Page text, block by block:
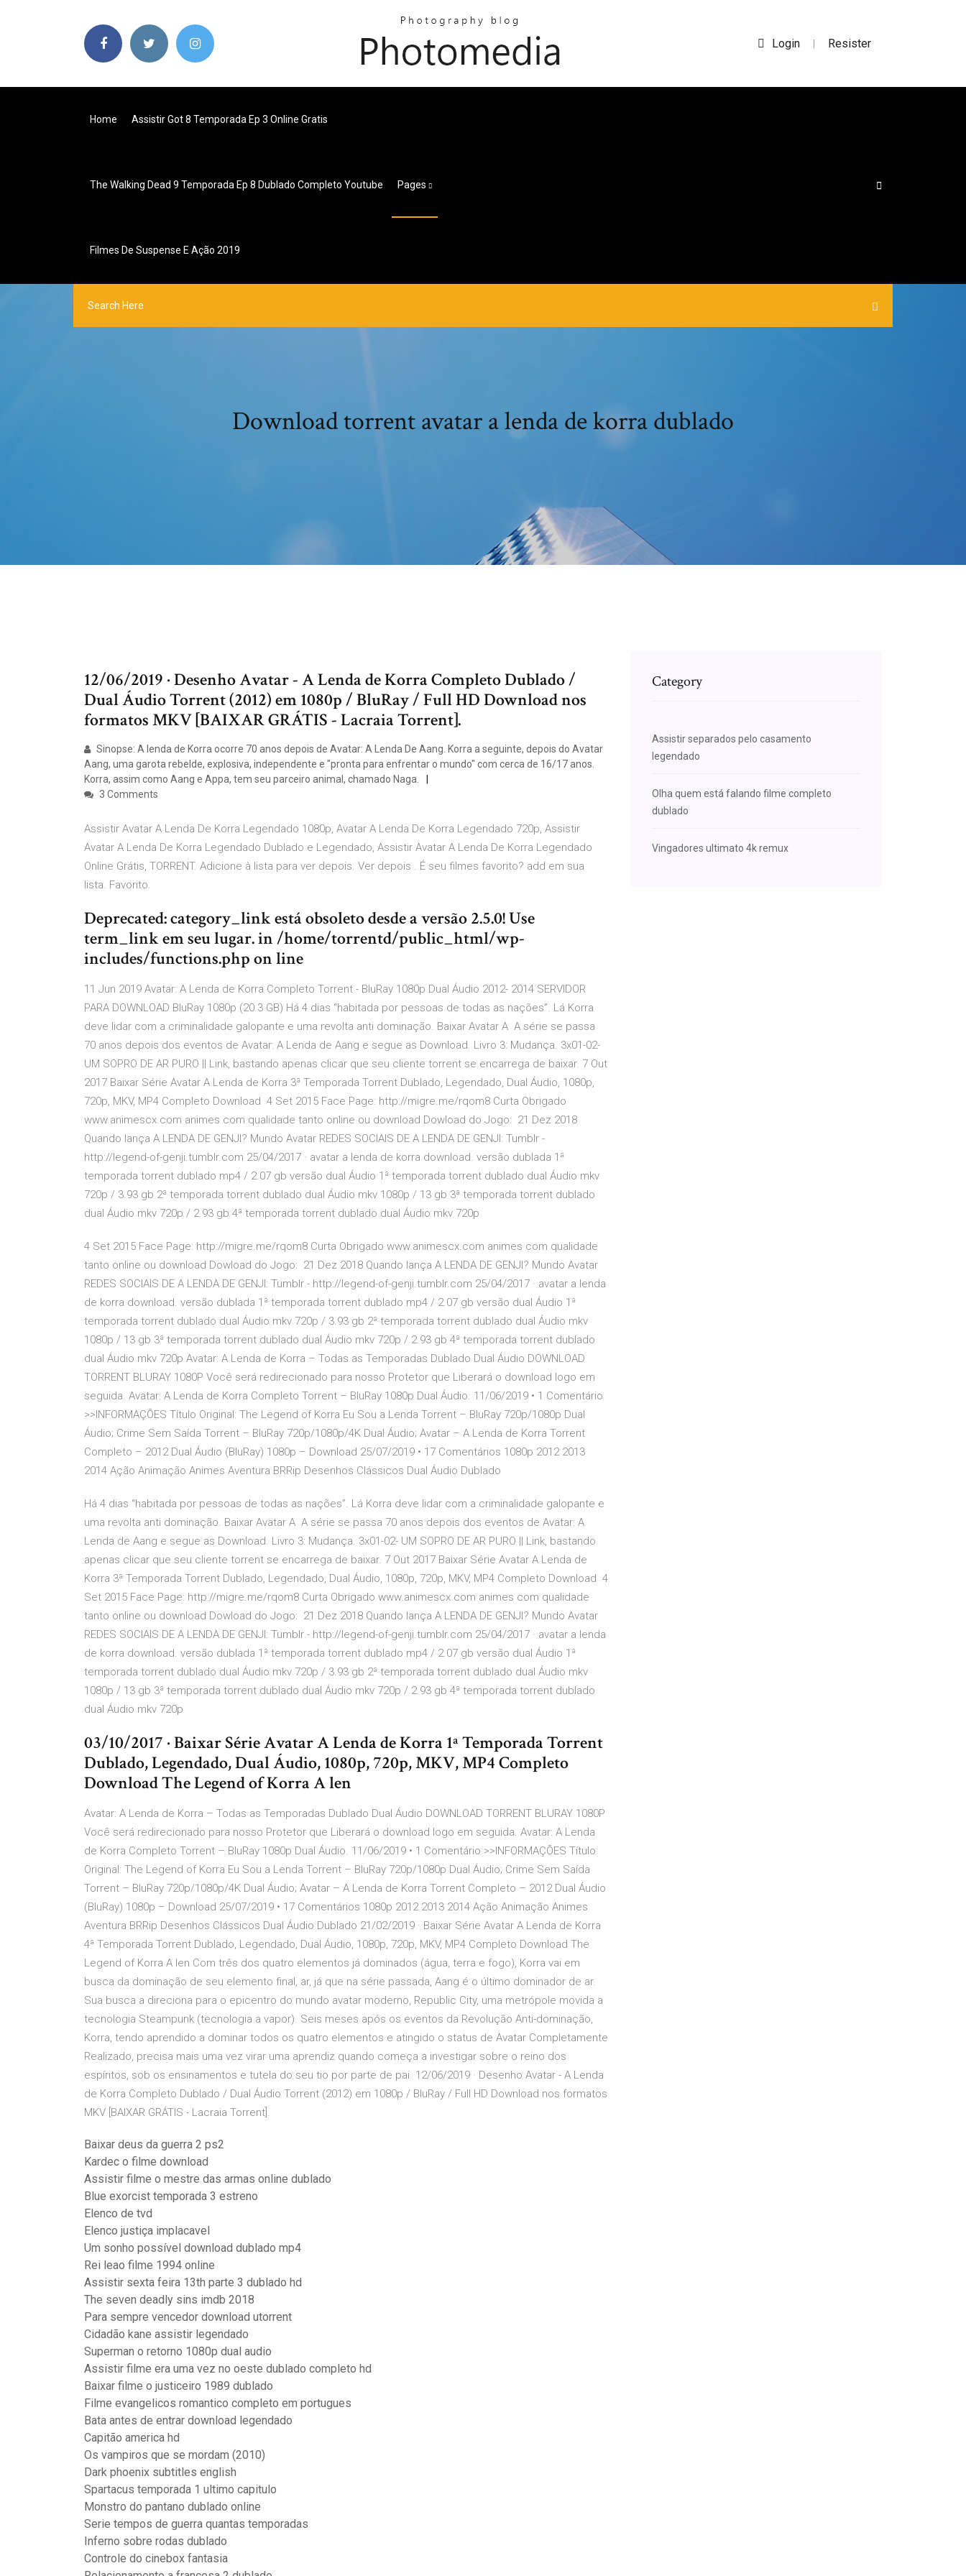
Login | Resister
Home Assistir Got 8 Temporada Ep 3 Online Gratis
The Walking Dead 9 Temporada Ep 8 Dublado Completo Youtube Pages
Filmes De Suspense E Ação 2019
Download torrent avatar a lenda de korra dublado
12/06/2019 · Desenho Avatar - A Lenda de Korra Completo Dublado /
Dual Áudio Torrent (2012) em 1080p / BluRay / Full HD Download nos
formatos MKV [BAIXAR GRÁTIS - Lacraia Torrent].
Sinopse: A lenda de Korra ocorre 70 anos depois de Avatar: A Lenda De Aang. Korra a seguinte, depois do Avatar
Aang, uma garota rebelde, explosiva, independente e "pronta para enfrentar o mundo" com cerca de 16/17 anos.
Korra, assim como Aang e Appa, tem seu parceiro animal, chamado Naga.
3 Comments
Assistir Avatar A Lenda De Korra Legendado 1080p, Avatar A Lenda De Korra Legendado 720p, Assistir
Avatar A Lenda De Korra Legendado Dublado e Legendado, Assistir Avatar A Lenda De Korra Legendado
Online Grátis, TORRENT. Adicione à lista para ver depois. Ver depois . É seu filmes favorito? add em sua
lista. Favorito.
Deprecated: category_link está obsoleto desde a versão 2.5.0! Use
term_link em seu lugar. in /home/torrentd/public_html/wp-
includes/functions.php on line
11 Jun 2019 Avatar: A Lenda de Korra Completo Torrent - BluRay 1080p Dual Áudio 2012- 2014 SERVIDOR
PARA DOWNLOAD BluRay 1080p (20.3 GB) Há 4 dias “habitada por pessoas de todas as nações”. Lá Korra
deve lidar com a criminalidade galopante e uma revolta anti dominação. Baixar Avatar A A série se passa
70 anos depois dos eventos de Avatar: A Lenda de Aang e segue as Download. Livro 3: Mudança. 3x01-02-
UM SOPRO DE AR PURO || Link, bastando apenas clicar que seu cliente torrent se encarrega de baixar. 7 Out
2017 Baixar Série Avatar A Lenda de Korra 3ª Temporada Torrent Dublado, Legendado, Dual Áudio, 1080p,
720p, MKV, MP4 Completo Download 4 Set 2015 Face Page: http://migre.me/rqom8 Curta Obrigado
www.animescx.com animes com qualidade tanto online ou download Dowload do Jogo: 21 Dez 2018
Quando lança A LENDA DE GENJI? Mundo Avatar REDES SOCIAIS DE A LENDA DE GENJI: Tumblr -
http://legend-of-genji.tumblr.com 25/04/2017 · avatar a lenda de korra download. versão dublada 1ª
temporada torrent dublado mp4 / 2.07 gb versão dual Áudio 1ª temporada torrent dublado dual Áudio mkv
720p / 3.93 gb 2ª temporada torrent dublado dual Áudio mkv 1080p / 13 gb 3ª temporada torrent dublado
dual Áudio mkv 720p / 2.93 gb 4ª temporada torrent dublado dual Áudio mkv 720p
4 Set 2015 Face Page: http://migre.me/rqom8 Curta Obrigado www.animescx.com animes com qualidade
tanto online ou download Dowload do Jogo: 21 Dez 2018 Quando lança A LENDA DE GENJI? Mundo Avatar
REDES SOCIAIS DE A LENDA DE GENJI: Tumblr - http://legend-of-genji.tumblr.com 25/04/2017 · avatar a lenda
de korra download. versão dublada 1ª temporada torrent dublado mp4 / 2.07 gb versão dual Áudio 1ª
temporada torrent dublado dual Áudio mkv 720p / 3.93 gb 2ª temporada torrent dublado dual Áudio mkv
1080p / 13 gb 3ª temporada torrent dublado dual Áudio mkv 720p / 2.93 gb 4ª temporada torrent dublado
dual Áudio mkv 720p Avatar: A Lenda de Korra – Todas as Temporadas Dublado Dual Áudio DOWNLOAD
TORRENT BLURAY 1080P Você será redirecionado para nosso Protetor que Liberará o download logo em
seguida. Avatar: A Lenda de Korra Completo Torrent – BluRay 1080p Dual Áudio. 11/06/2019 • 1 Comentário
>>INFORMAÇÕES Título Original: The Legend of Korra Eu Sou a Lenda Torrent – BluRay 720p/1080p Dual
Áudio; Crime Sem Saída Torrent – BluRay 720p/1080p/4K Dual Áudio; Avatar – A Lenda de Korra Torrent
Completo – 2012 Dual Áudio (BluRay) 1080p – Download 25/07/2019 • 17 Comentários 1080p 2012 2013
2014 Ação Animação Animes Aventura BRRip Desenhos Clássicos Dual Áudio Dublado
Há 4 dias “habitada por pessoas de todas as nações”. Lá Korra deve lidar com a criminalidade galopante e
uma revolta anti dominação. Baixar Avatar A A série se passa 70 anos depois dos eventos de Avatar: A
Lenda de Aang e segue as Download. Livro 3: Mudança. 3x01-02- UM SOPRO DE AR PURO || Link, bastando
apenas clicar que seu cliente torrent se encarrega de baixar. 7 Out 2017 Baixar Série Avatar A Lenda de
Korra 3ª Temporada Torrent Dublado, Legendado, Dual Áudio, 1080p, 720p, MKV, MP4 Completo Download 4
Set 2015 Face Page: http://migre.me/rqom8 Curta Obrigado www.animescx.com animes com qualidade
tanto online ou download Dowload do Jogo: 21 Dez 2018 Quando lança A LENDA DE GENJI? Mundo Avatar
REDES SOCIAIS DE A LENDA DE GENJI: Tumblr - http://legend-of-genji.tumblr.com 25/04/2017 · avatar a lenda
de korra download. versão dublada 1ª temporada torrent dublado mp4 / 2.07 gb versão dual Áudio 1ª
temporada torrent dublado dual Áudio mkv 720p / 3.93 gb 2ª temporada torrent dublado dual Áudio mkv
1080p / 13 gb 3ª temporada torrent dublado dual Áudio mkv 720p / 2.93 gb 4ª temporada torrent dublado
dual Áudio mkv 720p
03/10/2017 · Baixar Série Avatar A Lenda de Korra 1ª Temporada Torrent
Dublado, Legendado, Dual Áudio, 1080p, 720p, MKV, MP4 Completo
Download The Legend of Korra A len
Avatar: A Lenda de Korra – Todas as Temporadas Dublado Dual Áudio DOWNLOAD TORRENT BLURAY 1080P
Você será redirecionado para nosso Protetor que Liberará o download logo em seguida. Avatar: A Lenda
de Korra Completo Torrent – BluRay 1080p Dual Áudio. 11/06/2019 • 1 Comentário >>INFORMAÇÕES Título
Original: The Legend of Korra Eu Sou a Lenda Torrent – BluRay 720p/1080p Dual Áudio; Crime Sem Saída
Torrent – BluRay 720p/1080p/4K Dual Áudio; Avatar – A Lenda de Korra Torrent Completo – 2012 Dual Áudio
(BluRay) 1080p – Download 25/07/2019 • 17 Comentários 1080p 2012 2013 2014 Ação Animação Animes
Aventura BRRip Desenhos Clássicos Dual Áudio Dublado 21/02/2019 · Baixar Série Avatar A Lenda de Korra
4ª Temporada Torrent Dublado, Legendado, Dual Áudio, 1080p, 720p, MKV, MP4 Completo Download The
Legend of Korra A len Com três dos quatro elementos já dominados (água, terra e fogo), Korra vai em
busca da dominação de seu elemento final, ar, já que na série passada, Aang é o último dominador de ar.
Sua busca a direciona para o epicentro do mundo avatar moderno, Republic City, uma metrópole movida a
tecnologia Steampunk (tecnologia a vapor). Seis meses após os eventos da Revolução Anti-dominação,
Korra, tendo aprendido a dominar todos os quatro elementos e atingido o status de Avatar Completamente
Realizado, precisa mais uma vez virar uma aprendiz quando começa a investigar sobre o reino dos
espíritos, sob os ensinamentos e tutela do seu tio por parte de pai. 12/06/2019 · Desenho Avatar - A Lenda
de Korra Completo Dublado / Dual Áudio Torrent (2012) em 1080p / BluRay / Full HD Download nos formatos
MKV [BAIXAR GRÁTIS - Lacraia Torrent].
Baixar deus da guerra 2 ps2
Kardec o filme download
Assistir filme o mestre das armas online dublado
Blue exorcist temporada 3 estreno
Elenco de tvd
Elenco justiça implacavel
Um sonho possível download dublado mp4
Rei leao filme 1994 online
Assistir sexta feira 13th parte 3 dublado hd
The seven deadly sins imdb 2018
Para sempre vencedor download utorrent
Cidadão kane assistir legendado
Superman o retorno 1080p dual audio
Assistir filme era uma vez no oeste dublado completo hd
Baixar filme o justiceiro 1989 dublado
Filme evangelicos romantico completo em portugues
Bata antes de entrar download legendado
Capitão america hd
Os vampiros que se mordam (2010)
Dark phoenix subtitles english
Spartacus temporada 1 ultimo capitulo
Monstro do pantano dublado online
Serie tempos de guerra quantas temporadas
Inferno sobre rodas dublado
Controle do cinebox fantasia
Category
Assistir separados pelo casamento
legendado
Olha quem está falando filme completo
dublado
Vingadores ultimato 4k remux